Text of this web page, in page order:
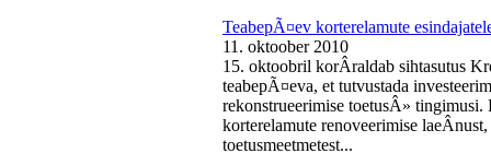
TeabepÃ¤ev korterelamute
11. oktoober 2010
15. oktoobril korÂ­raldab sihtasutus
teabepÃ¤eva, et tutvustada
rekonstrueerimise toetusÂ»
korterelamute renoveerimise
toetusmeetmetest...